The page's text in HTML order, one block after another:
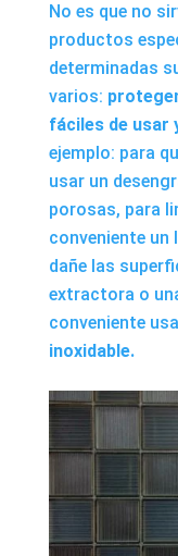
No es que no
productos
determinadas
varios:
fáciles de usar
ejemplo: para
usar un
porosas, para
conveniente un
dañe las
extractora o
conveniente
inoxidable.